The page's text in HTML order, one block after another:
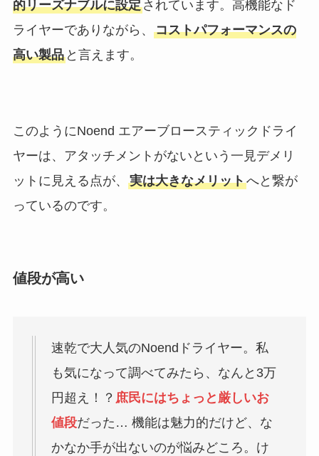
的リーズナブルに設定されています。高機能なド
ライヤーでありながら、 コストパフォーマンスの
高い製品と言えます。
このようにNoend エアーブロースティックドライ
ヤーは、アタッチメントがないという一見デメリ
ットに見える点が、 実は大きなメリットへと繋が
っているのです。
値段が高い
速乾で大人気のNoendドライヤー。私
も気になって調べてみたら、なんと3万
円超え！？ 庶民にはちょっと厳しいお
値段だった… 機能は魅力的だけど、な
かなか手が出ないのが悩みどころ。け